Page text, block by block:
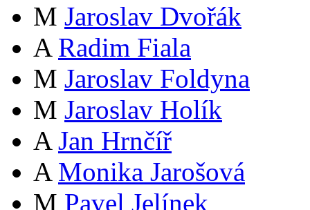
M Jaroslav Dvořák
A Radim Fiala
M Jaroslav Foldyna
M Jaroslav Holík
A Jan Hrnčíř
A Monika Jarošová
M Pavel Jelínek